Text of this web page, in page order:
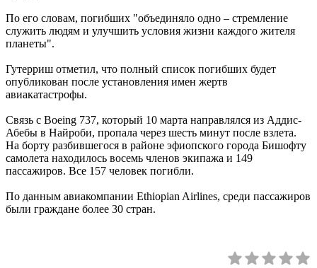
По его словам, погибших "объединяло одно – стремление
служить людям и улучшить условия жизни каждого жителя
планеты".
Гутерриш отметил, что полный список погибших будет
опубликован после установления имен жертв
авиакатастрофы.
Связь с Boeing 737, который 10 марта направлялся из Аддис-
Абебы в Найроби, пропала через шесть минут после взлета.
На борту разбившегося в районе эфиопского города Бишофту
самолета находилось восемь членов экипажа и 149
пассажиров. Все 157 человек погибли.
По данным авиакомпании Ethiopian Airlines, среди пассажиров
были граждане более 30 стран.